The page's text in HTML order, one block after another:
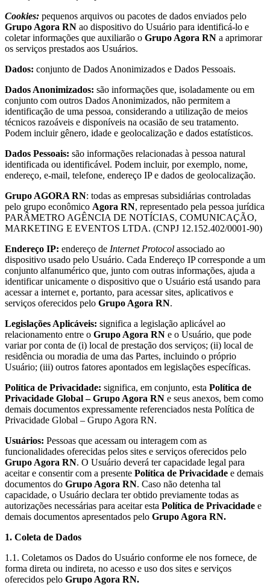
Cookies: pequenos arquivos ou pacotes de dados enviados pelo
Grupo Agora RN ao dispositivo do Usuário para identificá-lo e
coletar informações que auxiliarão o Grupo Agora RN a aprimorar
os serviços prestados aos Usuários.
Dados: conjunto de Dados Anonimizados e Dados Pessoais.
Dados Anonimizados: são informações que, isoladamente ou em
conjunto com outros Dados Anonimizados, não permitem a
identificação de uma pessoa, considerando a utilização de meios
técnicos razoáveis e disponíveis na ocasião de seu tratamento.
Podem incluir gênero, idade e geolocalização e dados estatísticos.
Dados Pessoais: são informações relacionadas à pessoa natural
identificada ou identificável. Podem incluir, por exemplo, nome,
endereço, e-mail, telefone, endereço IP e dados de geolocalização.
Grupo AGORA RN: todas as empresas subsidiárias controladas
pelo grupo econômico Agora RN, representado pela pessoa jurídica
PARÂMETRO AGÊNCIA DE NOTÍCIAS, COMUNICAÇÃO,
MARKETING E EVENTOS LTDA. (CNPJ 12.152.402/0001-90)
Endereço IP: endereço de Internet Protocol associado ao
dispositivo usado pelo Usuário. Cada Endereço IP corresponde a um
conjunto alfanumérico que, junto com outras informações, ajuda a
identificar unicamente o dispositivo que o Usuário está usando para
acessar a internet e, portanto, para acessar sites, aplicativos e
serviços oferecidos pelo Grupo Agora RN.
Legislações Aplicáveis: significa a legislação aplicável ao
relacionamento entre o Grupo Agora RN e o Usuário, que pode
variar por conta de (i) local de prestação dos serviços; (ii) local de
residência ou moradia de uma das Partes, incluindo o próprio
Usuário; (iii) outros fatores apontados em legislações específicas.
Política de Privacidade: significa, em conjunto, esta Política de
Privacidade Global – Grupo Agora RN e seus anexos, bem como
demais documentos expressamente referenciados nesta Política de
Privacidade Global – Grupo Agora RN.
Usuários: Pessoas que acessam ou interagem com as
funcionalidades oferecidas pelos sites e serviços oferecidos pelo
Grupo Agora RN. O Usuário deverá ter capacidade legal para
aceitar e consentir com a presente Política de Privacidade e demais
documentos do Grupo Agora RN. Caso não detenha tal
capacidade, o Usuário declara ter obtido previamente todas as
autorizações necessárias para aceitar esta Política de Privacidade e
demais documentos apresentados pelo Grupo Agora RN.
1. Coleta de Dados
1.1. Coletamos os Dados do Usuário conforme ele nos fornece, de
forma direta ou indireta, no acesso e uso dos sites e serviços
oferecidos pelo Grupo Agora RN.